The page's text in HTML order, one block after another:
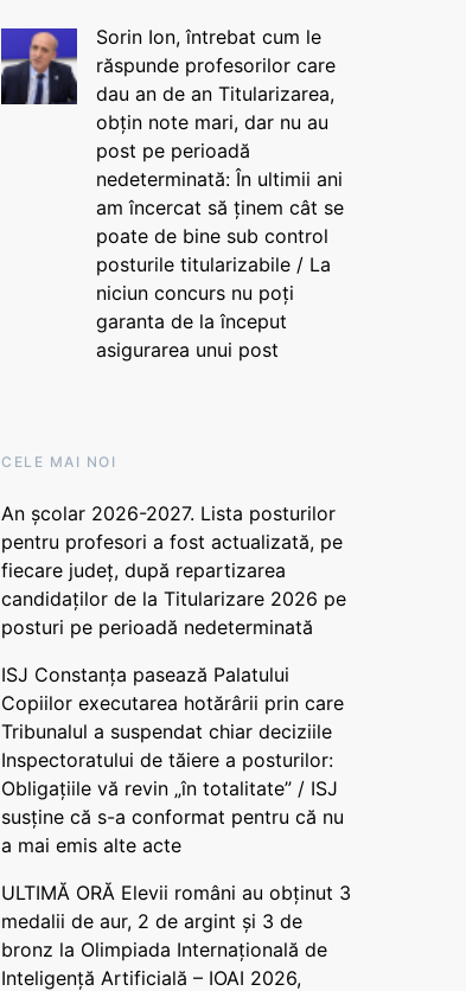
Sorin Ion, întrebat cum le
răspunde profesorilor care
dau an de an Titularizarea,
obțin note mari, dar nu au
post pe perioadă
nedeterminată: În ultimii ani
am încercat să ținem cât se
poate de bine sub control
posturile titularizabile / La
niciun concurs nu poți
garanta de la început
asigurarea unui post
CELE MAI NOI
An școlar 2026-2027. Lista posturilor
pentru profesori a fost actualizată, pe
fiecare județ, după repartizarea
candidaților de la Titularizare 2026 pe
posturi pe perioadă nedeterminată
ISJ Constanța pasează Palatului
Copiilor executarea hotărârii prin care
Tribunalul a suspendat chiar deciziile
Inspectoratului de tăiere a posturilor:
Obligațiile vă revin „în totalitate” / ISJ
susține că s-a conformat pentru că nu
a mai emis alte acte
ULTIMĂ ORĂ Elevii români au obținut 3
medalii de aur, 2 de argint și 3 de
bronz la Olimpiada Internațională de
Inteligență Artificială – IOAI 2026,